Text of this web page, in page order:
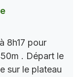
8h17 pour
. Départ le
sur le plateau